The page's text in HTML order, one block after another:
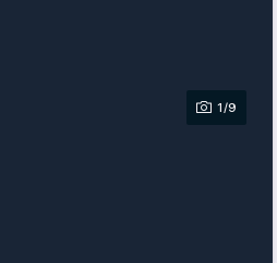
1/9